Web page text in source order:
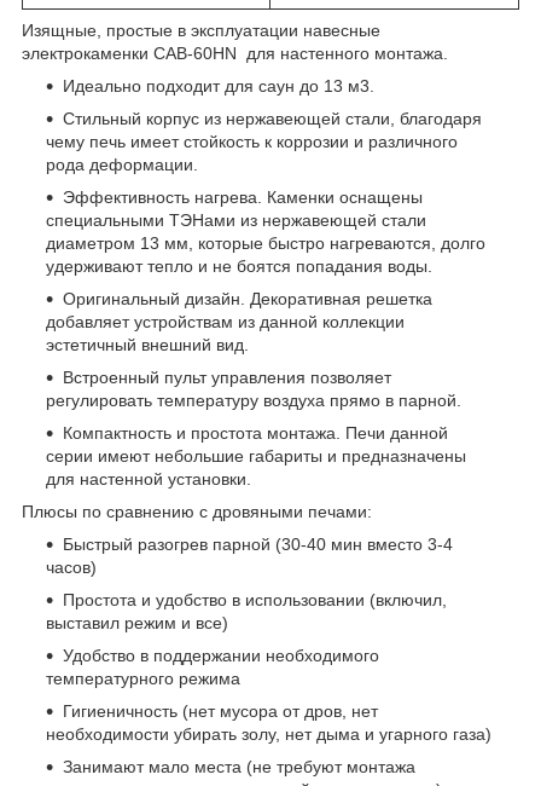
Изящные, простые в эксплуатации навесные
электрокаменки САB-60НN для настенного монтажа.
Идеально подходит для саун до 13 м3.
Стильный корпус из нержавеющей стали, благодаря
чему печь имеет стойкость к коррозии и различного
рода деформации.
Эффективность нагрева. Каменки оснащены
специальными ТЭНами из нержавеющей стали
диаметром 13 мм, которые быстро нагреваются, долго
удерживают тепло и не боятся попадания воды.
Оригинальный дизайн. Декоративная решетка
добавляет устройствам из данной коллекции
эстетичный внешний вид.
Встроенный пульт управления позволяет
регулировать температуру воздуха прямо в парной.
Компактность и простота монтажа. Печи данной
серии имеют небольшие габариты и предназначены
для настенной установки.
Плюсы по сравнению с дровяными печами:
Быстрый разогрев парной (30-40 мин вместо 3-4
часов)
Простота и удобство в использовании (включил,
выставил режим и все)
Удобство в поддержании необходимого
температурного режима
Гигиеничность (нет мусора от дров, нет
необходимости убирать золу, нет дыма и угарного газа)
Занимают мало места (не требуют монтажа